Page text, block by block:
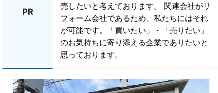
PR
売したいと考えております。
関連会社がリ
フォーム会社であるため、私たちにはそれ
が可能です。「買いたい」・「売りたい」
のお気持ちに寄り添える企業でありたいと
思っております。